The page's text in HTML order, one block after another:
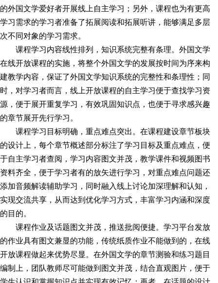
的外国文学爱好者开展线上自主学习 ；另外，课程也为有更高
学习需求的学习者准备了拓展阅读和拓展听讲，能够满足多层
次不同对象的学习需求。
课程学习内容线性排列，知识系统完整有条理。外国文学
在线开放课程的实施，将整个外国文学的发展按时间为序来构
建教学内容，保证了外国文学知识系统的完整性和条理性；同
时，对学习者而言，线上开放课程的自主学习便于查找学习资
源，便于展开重复学习 ，有效巩固知识点，也便于寻求感兴趣
的章节展开先行学习 。
课程学习 目标明确，重点难点突出。在课程建设章节板块
的设计上，每个章节概述部分标注了学习 目标及重点难点，便
于自主学习者查阅，学习内容图文并茂，教学课件和视频图书
资料齐全，便于学习者有的放矢进行学习 ，对重点难点问题还
添加音频解读辅助学习 ，同时融入线上讨论加深理解和认知，
实现交流共享，从而达到优化学习方式，丰富学习内涵和深度
的目的。
课程作业及话题图文并茂，推送批阅便捷。学习平台发放
的作业具有图文兼显的功能，传统纸质作业不能做到的，在线
开放课程做起来优势尽显。在外国文学的章节测验和练习题目
编制上，团队教师尽可能做到图文并茂，结合直观图片，便于